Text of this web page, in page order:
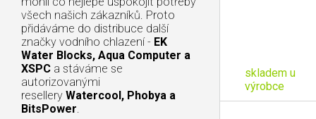
všech našich zákazníků. Proto
přidáváme do distribuce další
značky vodního chlazení - EK
Water Blocks, Aqua Computer a
XSPC a stáváme se
autorizovanými
resellery Watercool, Phobya a
BitsPower.
skladem u
výrobce